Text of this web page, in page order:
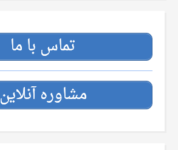
تماس با ما
مشاوره آنلاین